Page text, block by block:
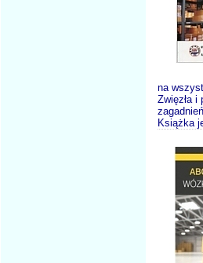
na
Zwięzła i
Książka